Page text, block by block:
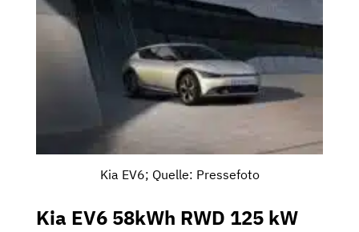
Kia EV6; Quelle: Pressefoto
Kia EV6 58kWh RWD 125 kW